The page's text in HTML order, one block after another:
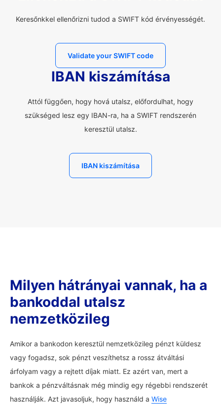
Keresőnkkel ellenőrizni tudod a SWIFT kód érvényességét.
Validate your SWIFT code
IBAN kiszámítása
Attól függően, hogy hová utalsz, előfordulhat, hogy
szükséged lesz egy IBAN-ra, ha a SWIFT rendszerén
keresztül utalsz.
IBAN kiszámítása
Milyen hátrányai vannak, ha a
bankoddal utalsz
nemzetközileg
Amikor a bankodon keresztül nemzetközileg pénzt küldesz
vagy fogadsz, sok pénzt veszíthetsz a rossz átváltási
árfolyam vagy a rejtett díjak miatt. Ez azért van, mert a
bankok a pénzváltásnak még mindig egy régebbi rendszerét
használják. Azt javasoljuk, hogy használd a Wise